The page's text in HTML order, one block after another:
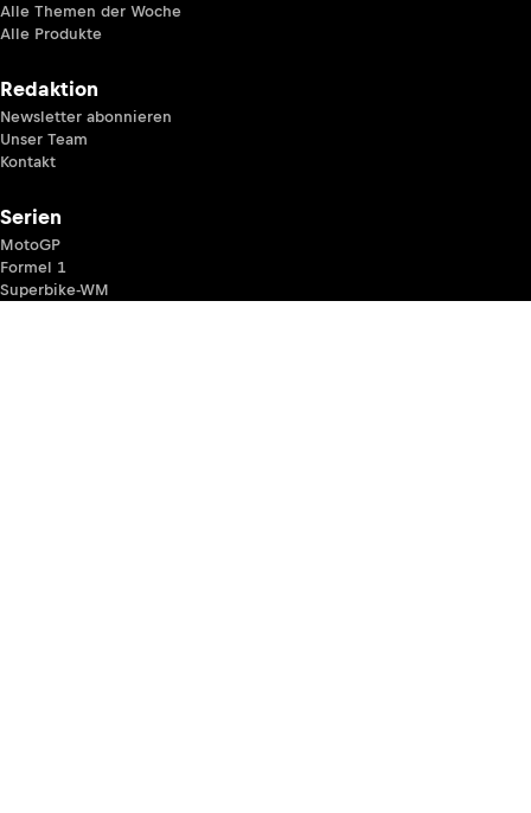
Alle Themen der Woche
Alle Produkte
Redaktion
Newsletter abonnieren
Unser Team
Kontakt
Serien
MotoGP
Formel 1
Superbike-WM